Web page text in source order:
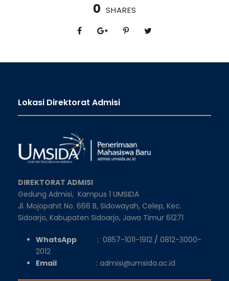
0 SHARES
Lokasi Direktorat Admisi
DIREKTORAT ADMISI
Gedung Admisi, Kampus 1 UMSIDA
Jl. Mojopahit No. 666 B, Sidowayah, Celep, Kec.
Sidoarjo, Kabupaten Sidoarjo, Jawa Timur 61271
WhatsApp : 0857-1011-1912 / 0812-3000-
2012
Email
: admisi@umsida.ac.id